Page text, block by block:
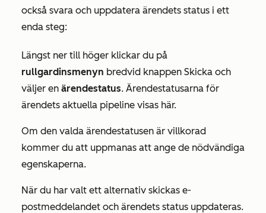
också svara och uppdatera ärendets status i ett
enda steg:
Längst ner till höger klickar du på
rullgardinsmenyn bredvid knappen Skicka och
väljer en ärendestatus. Ärendestatusarna för
ärendets aktuella pipeline visas här.
Om den valda ärendestatusen är villkorad
kommer du att uppmanas att ange de nödvändiga
egenskaperna.
När du har valt ett alternativ skickas e-
postmeddelandet och ärendets status uppdateras.